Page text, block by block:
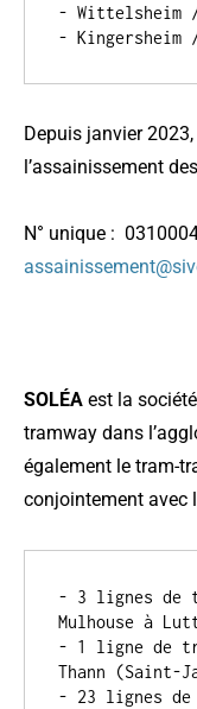
- Wittelsheim
- Kingersheim
Depuis janvier
l’assainissement
N° unique :
SOLÉA est la
tramway dans
également le tram-
conjointement avec
- 3 lignes de
Mulhouse à
- 1 ligne de
Thann (Saint-
- 23 lignes de